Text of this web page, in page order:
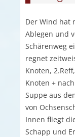
Der Wind hat
Ablegen und
Schärenweg
regnet
Knoten,
Knoten +
Suppe aus
von
Innen fliegt
Schapp und